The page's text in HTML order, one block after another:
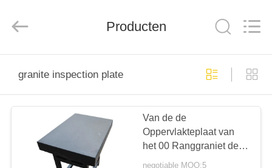
PRODUCTEN
ONGEVEER
Trading
Rights
Producten
granite inspection plate
Van de de
Oppervlakteplaat van
het 00 Ranggraniet de
Kaliberbepalingsvlakheid
negotiable MOQ:5